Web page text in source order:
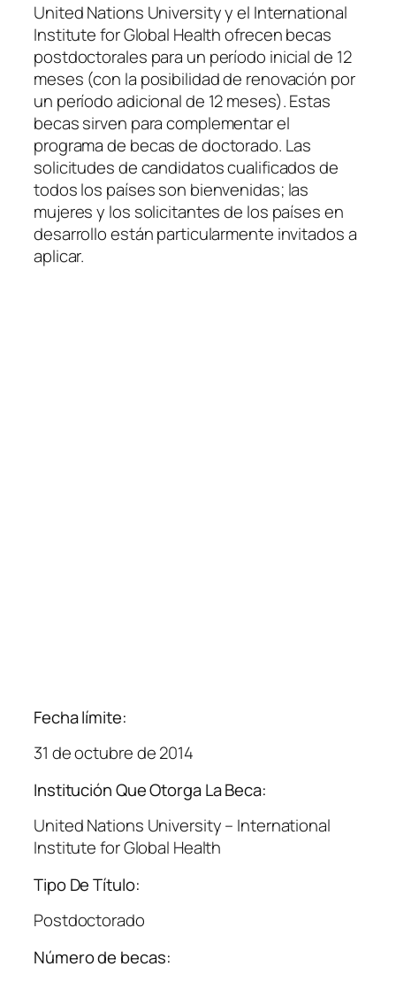
United Nations University y el International
Institute for Global Health ofrecen becas
postdoctorales para un período inicial de 12
meses (con la posibilidad de renovación por
un período adicional de 12 meses). Estas
becas sirven para complementar el
programa de becas de doctorado. Las
solicitudes de candidatos cualificados de
todos los países son bienvenidas; las
mujeres y los solicitantes de los países en
desarrollo están particularmente invitados a
aplicar.
Fecha límite:
31 de octubre de 2014
Institución Que Otorga La Beca:
United Nations University – International
Institute for Global Health
Tipo De Título:
Postdoctorado
Número de becas: